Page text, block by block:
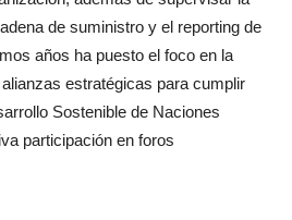
de suministro y el reporting de
años ha puesto el foco en la
estratégicas para cumplir
Sostenible de Naciones
participación en foros